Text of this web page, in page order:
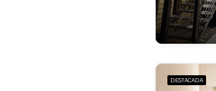
DESTACADA